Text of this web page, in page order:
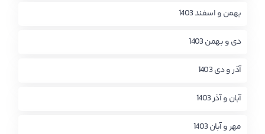
بهمن و اسفند 1403
دی و بهمن 1403
آذر و دی 1403
آبان و آذر 1403
مهر و آبان 1403